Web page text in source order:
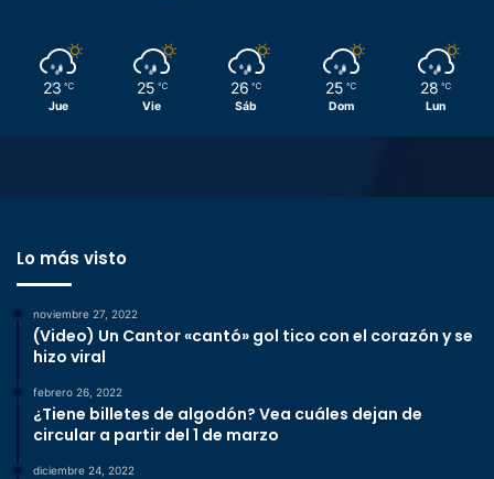
23 ℃
Jue
25 ℃
Vie
26 ℃
Sáb
25 ℃
Dom
28 ℃
Lun
Lo más visto
noviembre 27, 2022
(Video) Un Cantor «cantó» gol tico con el corazón y se
hizo viral
febrero 26, 2022
¿Tiene billetes de algodón? Vea cuáles dejan de
circular a partir del 1 de marzo
diciembre 24, 2022